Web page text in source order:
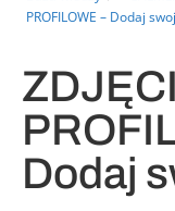
PROFILOWE – Dodaj
Dodaj